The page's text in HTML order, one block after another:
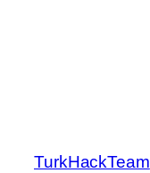
TurkHackTeam